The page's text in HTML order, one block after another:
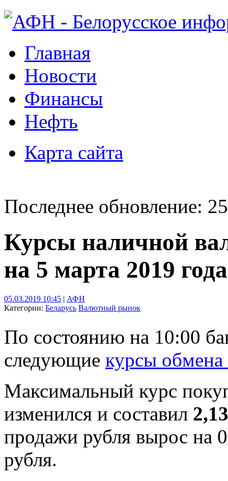
Главная
Новости
Финансы
Нефть
Карта сайта
Последнее обновление:
Курсы наличной
на 5 марта 2019 года
05.03.2019 10:45 | АФН
Категории: Беларусь Валютный рынок
По состоянию на 10:00
следующие курсы обмена
Максимальный курс
изменился и составил
продажи рубля вырос на
рубля.